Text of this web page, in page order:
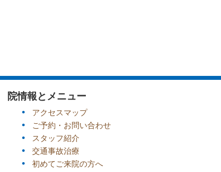
院情報とメニュー
アクセスマップ
ご予約・お問い合わせ
スタッフ紹介
交通事故治療
初めてご来院の方へ